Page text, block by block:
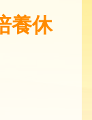
養休